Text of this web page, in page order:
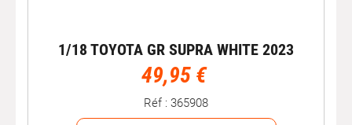
1/18 TOYOTA GR SUPRA WHITE 2023
49,95 €
Réf : 365908